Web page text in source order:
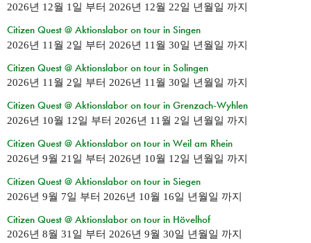
2026년 12월 1일 부터 2026년 12월 22일 년월일 까지
Citizen Quest @ Aktionslabor on tour in Singen
2026년 11월 2일 부터 2026년 11월 30일 년월일 까지
Citizen Quest @ Aktionslabor on tour in Solingen
2026년 11월 2일 부터 2026년 11월 30일 년월일 까지
Citizen Quest @ Aktionslabor on tour in Grenzach-Wyhlen
2026년 10월 12일 부터 2026년 11월 2일 년월일 까지
Citizen Quest @ Aktionslabor on tour in Weil am Rhein
2026년 9월 21일 부터 2026년 10월 12일 년월일 까지
Citizen Quest @ Aktionslabor on tour in Siegen
2026년 9월 7일 부터 2026년 10월 16일 년월일 까지
Citizen Quest @ Aktionslabor on tour in Hövelhof
2026년 8월 31일 부터 2026년 9월 30일 년월일 까지